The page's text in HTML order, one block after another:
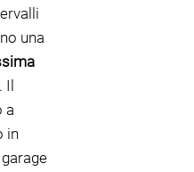
una
. Il
a
in